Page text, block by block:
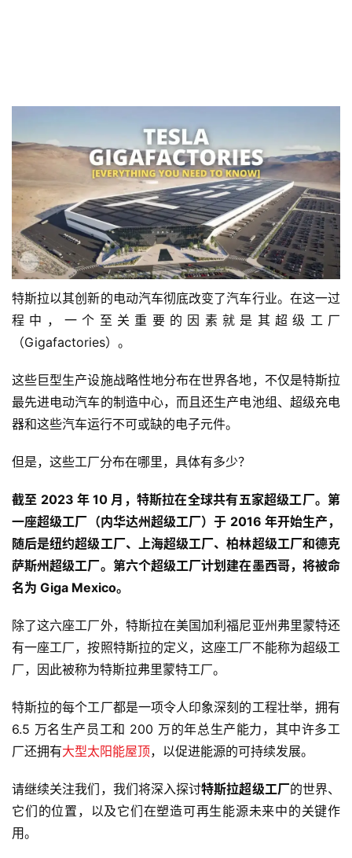
特斯拉以其创新的电动汽车彻底改变了汽车行业。在这一过
程中，一个至关重要的因素就是其超级工厂
（Gigafactories）。
这些巨型生产设施战略性地分布在世界各地，不仅是特斯拉
最先进电动汽车的制造中心，而且还生产电池组、超级充电
器和这些汽车运行不可或缺的电子元件。
但是，这些工厂分布在哪里，具体有多少？
截至 2023 年 10 月，特斯拉在全球共有五家超级工厂。第
一座超级工厂（内华达州超级工厂）于 2016 年开始生产，
随后是纽约超级工厂、上海超级工厂、柏林超级工厂和德克
萨斯州超级工厂。第六个超级工厂计划建在墨西哥，将被命
名为 Giga Mexico。
除了这六座工厂外，特斯拉在美国加利福尼亚州弗里蒙特还
有一座工厂，按照特斯拉的定义，这座工厂不能称为超级工
厂，因此被称为特斯拉弗里蒙特工厂。
特斯拉的每个工厂都是一项令人印象深刻的工程壮举，拥有
6.5 万名生产员工和 200 万的年总生产能力，其中许多工
厂还拥有大型太阳能屋顶，以促进能源的可持续发展。
请继续关注我们，我们将深入探讨特斯拉超级工厂的世界、
它们的位置，以及它们在塑造可再生能源未来中的关键作
用。